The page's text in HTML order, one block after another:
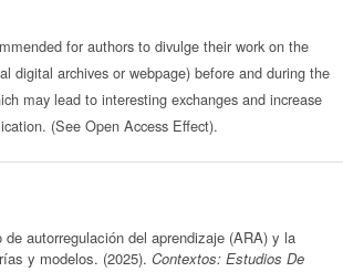
for authors to divulge their work on the
digital archives or webpage) before and during the
may lead to interesting exchanges and increase
(See Open Access Effect).
autorregulación del aprendizaje (ARA) y la
y modelos. (2025). Contextos: Estudios De